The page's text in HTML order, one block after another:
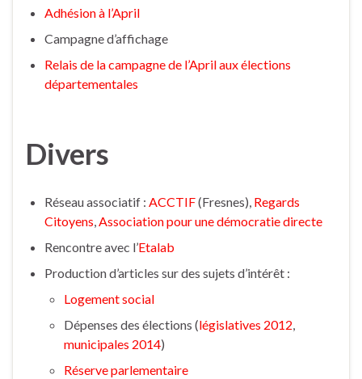
Adhésion à l’April
Campagne d’affichage
Relais de la campagne de l’April aux élections
départementales
Divers
Réseau associatif : ACCTIF(Fresnes), Regards
Citoyens,Association pour une démocratie directe
Rencontre avec l’Etalab
Production d’articles sur des sujets d’intérêt :
Logement social
Dépenses des élections (législatives 2012,
municipales 2014)
Réserve parlementaire